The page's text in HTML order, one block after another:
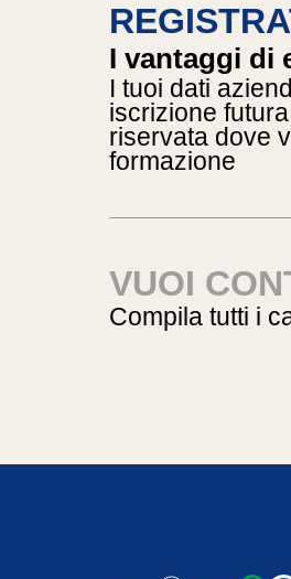
I vantaggi di
I tuoi dati
iscrizione
riservata dove
formazione
VUOI
Compila tutti i